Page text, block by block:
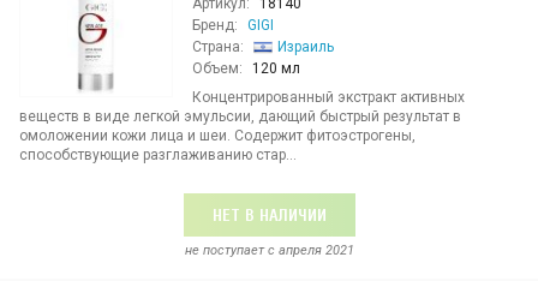
Артикул:
18140
Бренд:
GIGI
Страна:
Израиль
Объем:
120 мл
Концентрированный экстракт активных
веществ в виде легкой эмульсии, дающий быстрый результат в
омоложении кожи лица и шеи. Содержит фитоэстрогены,
способствующие разглаживанию стар...
НЕТ В НАЛИЧИИ
не поступает c апреля 2021